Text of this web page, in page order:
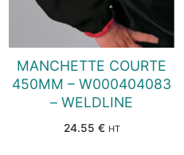
MANCHETTE COURTE
450MM – W000404083
– WELDLINE
24.55 € HT